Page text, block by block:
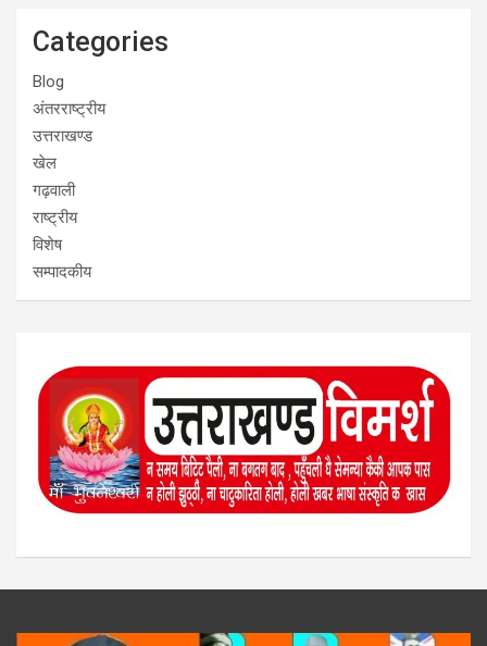
Categories
Blog
अंतरराष्ट्रीय
उत्तराखण्ड
खेल
गढ़वाली
राष्ट्रीय
विशेष
सम्पादकीय